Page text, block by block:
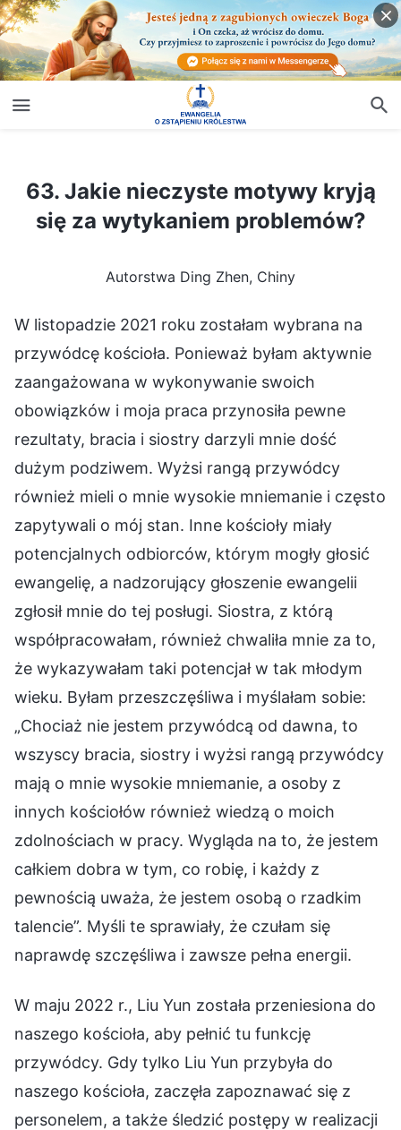
63. Jakie nieczyste motywy kryją
się za wytykaniem problemów?
Autorstwa Ding Zhen, Chiny
W listopadzie 2021 roku zostałam wybrana na
przywódcę kościoła. Ponieważ byłam aktywnie
zaangażowana w wykonywanie swoich
obowiązków i moja praca przynosiła pewne
rezultaty, bracia i siostry darzyli mnie dość
dużym podziwem. Wyżsi rangą przywódcy
również mieli o mnie wysokie mniemanie i często
zapytywali o mój stan. Inne kościoły miały
potencjalnych odbiorców, którym mogły głosić
ewangelię, a nadzorujący głoszenie ewangelii
zgłosił mnie do tej posługi. Siostra, z którą
współpracowałam, również chwaliła mnie za to,
że wykazywałam taki potencjał w tak młodym
wieku. Byłam przeszczęśliwa i myślałam sobie:
„Chociaż nie jestem przywódcą od dawna, to
wszyscy bracia, siostry i wyżsi rangą przywódcy
mają o mnie wysokie mniemanie, a osoby z
innych kościołów również wiedzą o moich
zdolnościach w pracy. Wygląda na to, że jestem
całkiem dobra w tym, co robię, i każdy z
pewnością uważa, że jestem osobą o rzadkim
talencie”. Myśli te sprawiały, że czułam się
naprawdę szczęśliwa i zawsze pełna energii.
W maju 2022 r., Liu Yun została przeniesiona do
naszego kościoła, aby pełnić tu funkcję
przywódcy. Gdy tylko Liu Yun przybyła do
naszego kościoła, zaczęła zapoznawać się z
personelem, a także śledzić postępy w realizacji